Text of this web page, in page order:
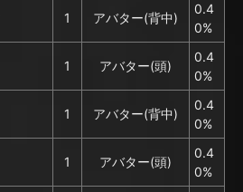
1 アバター(背中)
0.4
0%
1 アバター(頭)
0.4
0%
1 アバター(背中)
0.4
0%
1 アバター(頭)
0.4
0%